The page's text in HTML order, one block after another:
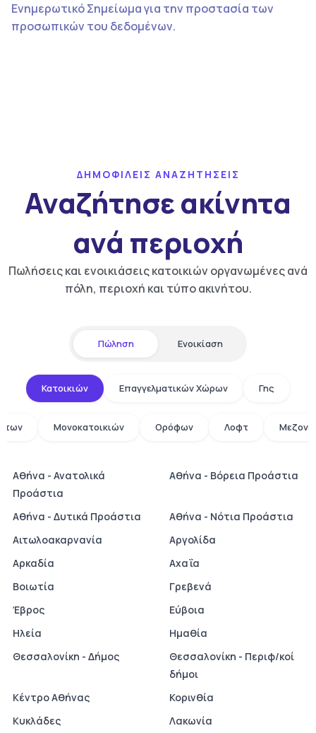
Ενημερωτικό Σημείωμα για την προστασία των
προσωπικών του δεδομένων.
ΔΗΜΟΦΙΛΕΙΣ ΑΝΑΖΗΤΗΣΕΙΣ
Αναζήτησε ακίνητα
ανά περιοχή
Πωλήσεις και ενοικιάσεις κατοικιών οργανωμένες ανά
πόλη, περιοχή και τύπο ακινήτου.
Πώληση Ενοικίαση
Κατοικιών Επαγγελματικών Χώρων Γης
Μονοκατοικιών Ορόφων Λοφτ
Αθήνα - Ανατολικά
Προάστια
Αθήνα - Βόρεια Προάστια
Αθήνα - Δυτικά Προάστια
Αθήνα - Νότια Προάστια
Αιτωλοακαρνανία
Αργολίδα
Αρκαδία
Αχαΐα
Βοιωτία
Γρεβενά
Έβρος
Εύβοια
Ηλεία
Ημαθία
Θεσσαλονίκη - Δήμος
Θεσσαλονίκη - Περιφ/κοί
δήμοι
Κέντρο Αθήνας
Κορινθία
Κυκλάδες
Λακωνία